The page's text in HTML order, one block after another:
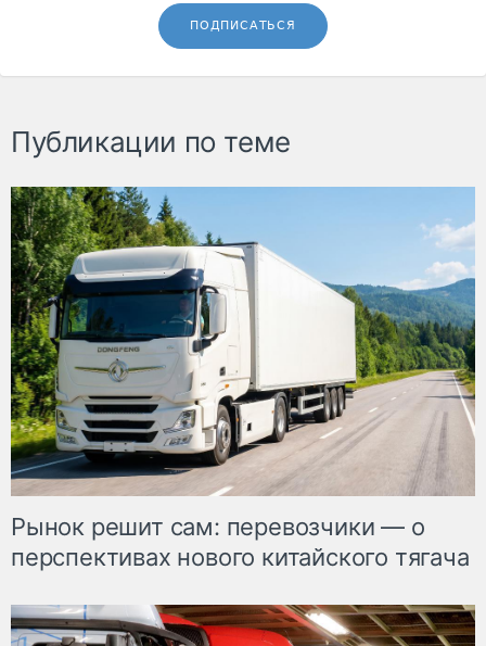
ПОДПИСАТЬСЯ
Публикации по теме
Рынок решит сам: перевозчики — о
перспективах нового китайского тягача